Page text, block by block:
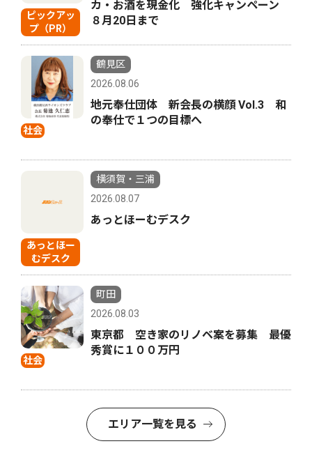
ピックアッ
プ（PR）
カ・お酒を現金化 強化キャンペーン
８月20日まで
社会
鶴見区
2026.08.06
地元奉仕団体 新会長の横顔 Vol.3 和
の奉仕で１つの目標へ
あっとほー
むデスク
横須賀・三浦
2026.08.07
あっとほーむデスク
社会
町田
2026.08.03
東京都 空き家のリノベ案を募集 最優
秀賞に１００万円
エリア一覧を見る